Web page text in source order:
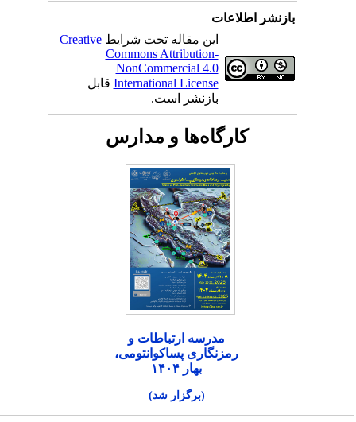
بازنشر اطلاعات
این مقاله تحت شرایطCreative
Commons Attribution-
NonCommercial 4.0
International Licenseقابل
بازنشر است.
کارگاه‌ها و مدارس
مدرسه ارتباطات و
رمزنگاری پساکوانتومی،
بهار ۱۴۰۴
(برگزار شد)